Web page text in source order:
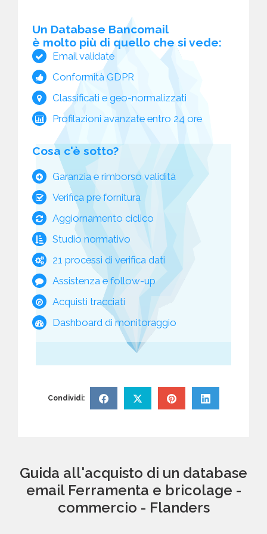
Un Database Bancomail
è molto più di quello che si vede:
Email validate
Conformità GDPR
Classificati e geo-normalizzati
Profilazioni avanzate entro 24 ore
Cosa c'è sotto?
Garanzia e rimborso validità
Verifica pre fornitura
Aggiornamento ciclico
Studio normativo
21 processi di verifica dati
Assistenza e follow-up
Acquisti tracciati
Dashboard di monitoraggio
Condividi:
Guida all'acquisto di un database
email Ferramenta e bricolage -
commercio - Flanders